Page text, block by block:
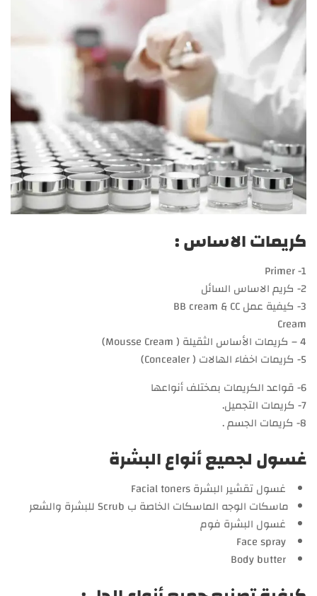
كريمات الاساس :
2- كريم الاساس السائل
3- كيفية عمل BB cream & CC
Cream
4 – كريمات الأساس الثقيلة ( Mousse Cream)
5- كريمات اخفاء الهالات ( Concealer)
6- قواعد الكريمات بمختلف أنواعها
7- كريمات التجميل.
8- كريمات الجسم .
غسول لجميع أنواع البشرة
غسول تقشير البشرة Facial toners
ماسكات الوجه الماسكات الخاصة ب Scrub للبشرة والشعر
غسول البشرة فوم